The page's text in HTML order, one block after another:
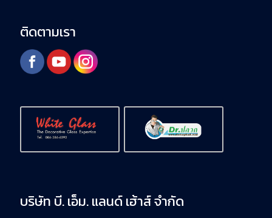
ติดตามเรา
บริษัท บี. เอ็ม. แลนด์ เฮ้าส์ จำกัด